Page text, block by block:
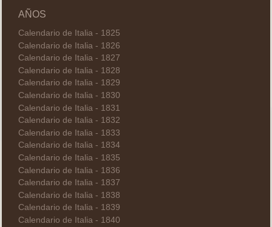
AÑOS
Calendario de Italia - 1825
Calendario de Italia - 1826
Calendario de Italia - 1827
Calendario de Italia - 1828
Calendario de Italia - 1829
Calendario de Italia - 1830
Calendario de Italia - 1831
Calendario de Italia - 1832
Calendario de Italia - 1833
Calendario de Italia - 1834
Calendario de Italia - 1835
Calendario de Italia - 1836
Calendario de Italia - 1837
Calendario de Italia - 1838
Calendario de Italia - 1839
Calendario de Italia - 1840